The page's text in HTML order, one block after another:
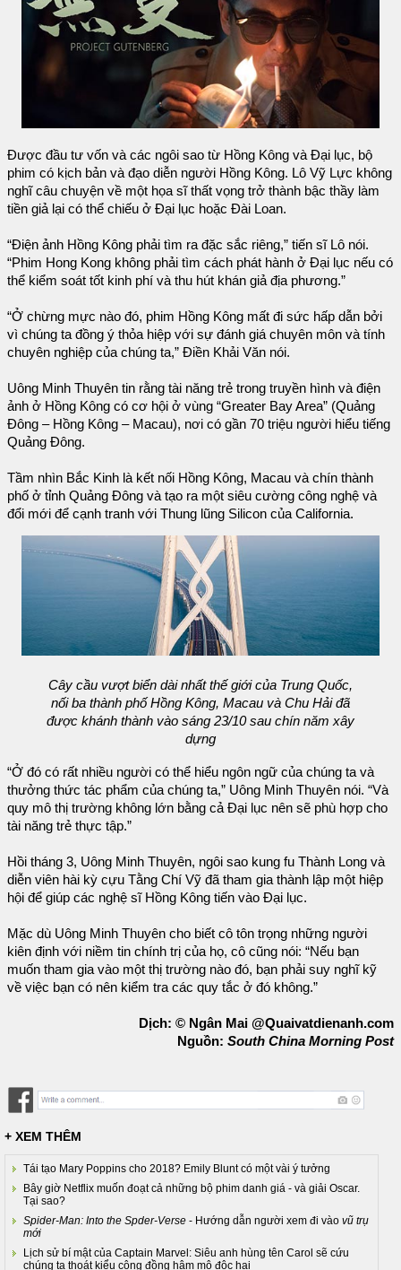
Được đầu tư vốn và các ngôi sao từ Hồng Kông và Đại lục, bộ
phim có kịch bản và đạo diễn người Hồng Kông. Lô Vỹ Lực không
nghĩ câu chuyện về một họa sĩ thất vọng trở thành bậc thầy làm
tiền giả lại có thể chiếu ở Đại lục hoặc Đài Loan.
“Điện ảnh Hồng Kông phải tìm ra đặc sắc riêng,” tiến sĩ Lô nói.
“Phim Hong Kong không phải tìm cách phát hành ở Đại lục nếu có
thể kiểm soát tốt kinh phí và thu hút khán giả địa phương.”
“Ở chừng mực nào đó, phim Hồng Kông mất đi sức hấp dẫn bởi
vì chúng ta đồng ý thỏa hiệp với sự đánh giá chuyên môn và tính
chuyên nghiệp của chúng ta,” Điền Khải Văn nói.
Uông Minh Thuyên tin rằng tài năng trẻ trong truyền hình và điện
ảnh ở Hồng Kông có cơ hội ở vùng “Greater Bay Area” (Quảng
Đông – Hồng Kông – Macau), nơi có gần 70 triệu người hiểu tiếng
Quảng Đông.
Tầm nhìn Bắc Kinh là kết nối Hồng Kông, Macau và chín thành
phố ở tỉnh Quảng Đông và tạo ra một siêu cường công nghệ và
đổi mới để cạnh tranh với Thung lũng Silicon của California.
Cây cầu vượt biển dài nhất thế giới của Trung Quốc,
nối ba thành phố Hồng Kông, Macau và Chu Hải đã
được khánh thành vào sáng 23/10 sau chín năm xây
dựng
“Ở đó có rất nhiều người có thể hiểu ngôn ngữ của chúng ta và
thưởng thức tác phẩm của chúng ta,” Uông Minh Thuyên nói. “Và
quy mô thị trường không lớn bằng cả Đại lục nên sẽ phù hợp cho
tài năng trẻ thực tập.”
Hồi tháng 3, Uông Minh Thuyên, ngôi sao kung fu Thành Long và
diễn viên hài kỳ cựu Tằng Chí Vỹ đã tham gia thành lập một hiệp
hội để giúp các nghệ sĩ Hồng Kông tiến vào Đại lục.
Mặc dù Uông Minh Thuyên cho biết cô tôn trọng những người
kiên định với niềm tin chính trị của họ, cô cũng nói: “Nếu bạn
muốn tham gia vào một thị trường nào đó, bạn phải suy nghĩ kỹ
về việc bạn có nên kiểm tra các quy tắc ở đó không.”
Dịch: © Ngân Mai @Quaivatdienanh.com
Nguồn: South China Morning Post
+ XEM THÊM
Tái tạo Mary Poppins cho 2018? Emily Blunt có một vài ý tưởng
Bây giờ Netflix muốn đoạt cả những bộ phim danh giá - và giải Oscar.
Tại sao?
Spider-Man: Into the Spder-Verse - Hướng dẫn người xem đi vào vũ trụ
mới
Lịch sử bí mật của Captain Marvel: Siêu anh hùng tên Carol sẽ cứu
chúng ta thoát kiểu cộng đồng hâm mộ độc hại